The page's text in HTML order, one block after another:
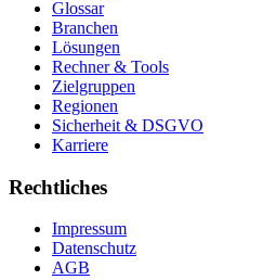
Glossar
Branchen
Lösungen
Rechner & Tools
Zielgruppen
Regionen
Sicherheit & DSGVO
Karriere
Rechtliches
Impressum
Datenschutz
AGB